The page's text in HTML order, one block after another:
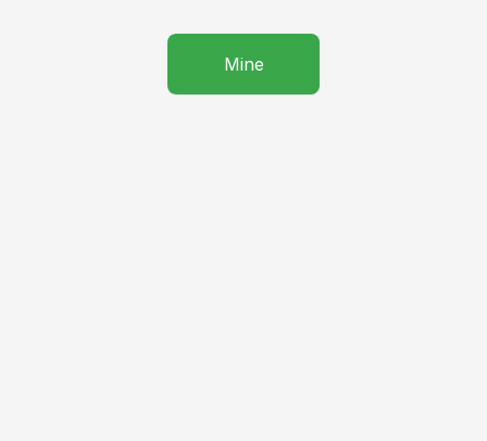
Mine